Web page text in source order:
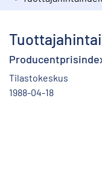
Tilastokeskus
1988-04-18